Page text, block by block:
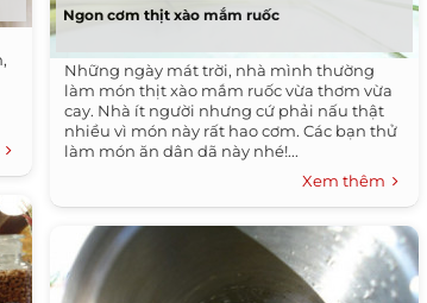
Ngon cơm thịt xào mắm ruốc
Những ngày mát trời, nhà mình thường
làm món thịt xào mắm ruốc vừa thơm vừa
cay. Nhà ít người nhưng cứ phải nấu thật
nhiều vì món này rất hao cơm. Các bạn thử
làm món ăn dân dã này nhé!...
Xem thêm